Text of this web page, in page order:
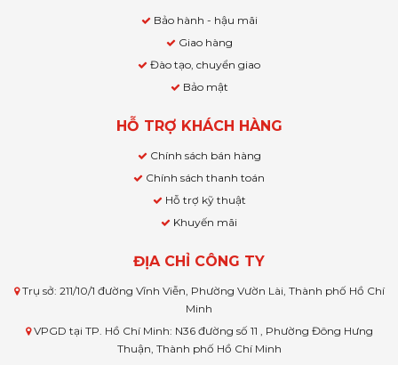
Bảo hành - hậu mãi
Giao hàng
Đào tạo, chuyển giao
Bảo mật
HỖ TRỢ KHÁCH HÀNG
Chính sách bán hàng
Chính sách thanh toán
Hỗ trợ kỹ thuật
Khuyến mãi
ĐỊA CHỈ CÔNG TY
Trụ sở: 211/10/1 đường Vĩnh Viễn, Phường Vườn Lài, Thành phố Hồ Chí
Minh
VPGD tại TP. Hồ Chí Minh: N36 đường số 11 , Phường Đông Hưng
Thuận, Thành phố Hồ Chí Minh